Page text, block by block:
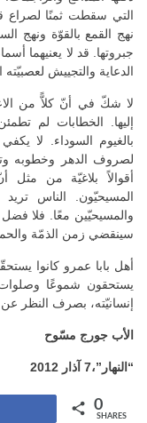
التي سقطت ثمنًا لصراع
نهج القمع بالقوّة ونهج
جبروتها. قد لا يعنيهما
الدعاية والتجييش لعصبيّته
لا شكّ في أنّ كلاًّ من
إليها. الخطابات لم
بالغيوم السوداء. لا
لصروف الدهر وخطوبه
أقوالاً بلاغيّة من
المسيحيّون. الناس
والمسيحيّين معًا. فلا
سينقضي زمن الذمّة
أهل بابا عمرو كانوا
يستحقون شموعًا
إنسانيّته، بصرف النظر عن
الأب جورج مسّوح
“النهار”،7 آذار 2012
0
SHARES